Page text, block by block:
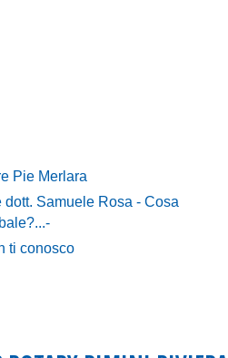
Pie Merlara
Samuele Rosa - Cosa
ti conosco